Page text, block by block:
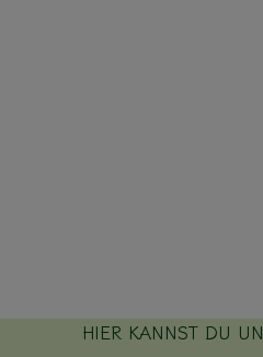
HIER KANNST DU